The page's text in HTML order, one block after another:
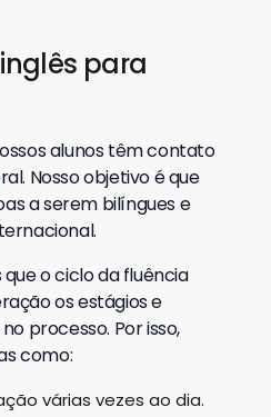
para
alunos têm contato
Nosso objetivo é que
a serem bilíngues e
o ciclo da fluência
os estágios e
processo. Por isso,
como:
várias vezes ao dia.